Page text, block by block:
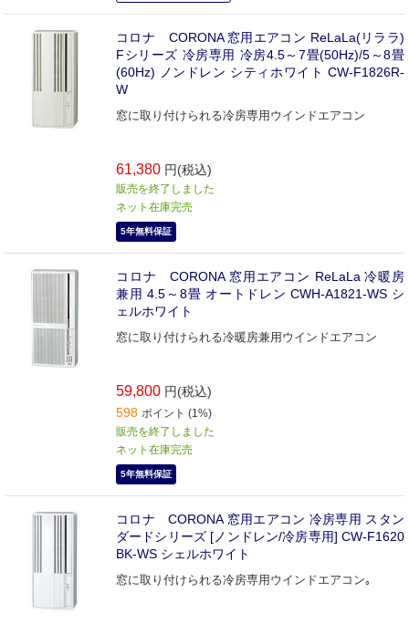
コロナ CORONA 窓用エアコン ReLaLa(リララ)
Fシリーズ 冷房専用 冷房4.5～7畳(50Hz)/5～8畳
(60Hz) ノンドレン シティホワイト CW-F1826R-
W
窓に取り付けられる冷房専用ウインドエアコン
61,380 円(税込)
販売を終了しました
ネット在庫完売
5年無料保証
コロナ CORONA 窓用エアコン ReLaLa 冷暖房
兼用 4.5～8畳 オートドレン CWH-A1821-WS シ
ェルホワイト
窓に取り付けられる冷暖房兼用ウインドエアコン
59,800 円(税込)
598 ポイント (1%)
販売を終了しました
ネット在庫完売
5年無料保証
コロナ CORONA 窓用エアコン 冷房専用 スタン
ダードシリーズ [ノンドレン/冷房専用] CW-F1620
BK-WS シェルホワイト
窓に取り付けられる冷房専用ウインドエアコン｡